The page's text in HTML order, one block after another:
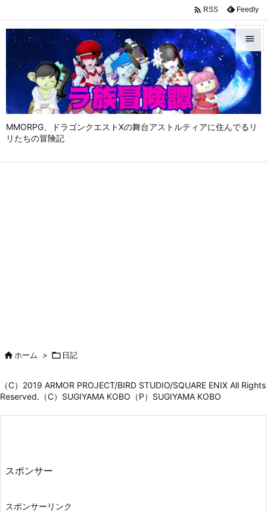
MMORPG、ドラゴンクエストⅩの舞台アストルティアに住んでるリ
リたちの冒険記


メニュ

サイド

 RSS Feedly
ホーム >  日記
（C）2019 ARMOR PROJECT/BIRD STUDIO/SQUARE ENIX All Rights
Reserved.（C）SUGIYAMA KOBO（P）SUGIYAMA KOBO
スポンサー
スポンサーリンク